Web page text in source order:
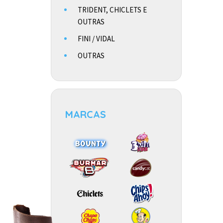
TRIDENT, CHICLETS E
OUTRAS
FINI / VIDAL
OUTRAS
MARCAS